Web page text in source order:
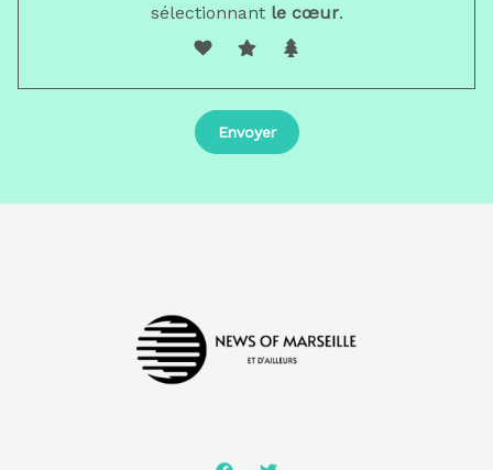
sélectionnantle cœur.